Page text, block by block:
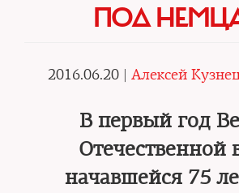
ПОД
2016.06.20 | Алексей
В первый год
Отечественной
начавшейся 75